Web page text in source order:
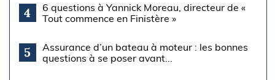
4
6 questions à Yannick Moreau, directeur de «
Tout commence en Finistère »
5
Assurance d’un bateau à moteur : les bonnes
questions à se poser avant...